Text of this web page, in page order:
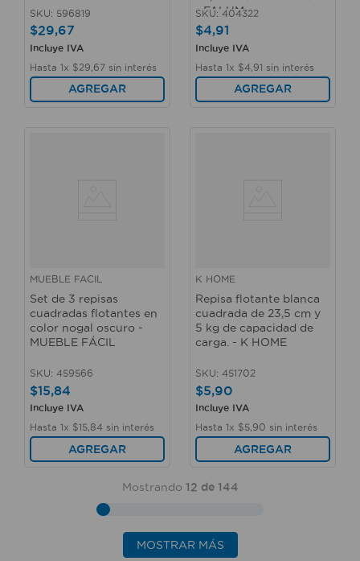
SKU: 596819
$29,67
Incluye IVA
Hasta 1x $29 67 sin interés
AGREGAR
- FALUM
SKU: 404322
$4,91
Incluye IVA
Hasta 1x $4 91 sin interés
AGREGAR
MUEBLE FACIL
Set de 3 repisas
cuadradas flotantes en
color nogal oscuro -
MUEBLE FÁCIL
SKU: 459566
$15,84
Incluye IVA
Hasta 1x $15 84 sin interés
AGREGAR
K HOME
Repisa flotante blanca
cuadrada de 23,5 cm y
5 kg de capacidad de
carga. - K HOME
SKU: 451702
$5,90
Incluye IVA
Hasta 1x $5 90 sin interés
AGREGAR
Mostrando 12 de 144
MOSTRAR MÁS